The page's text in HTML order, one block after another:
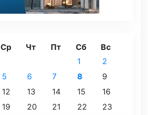
Ср Чт Пт Сб Вс
1
2
5 6 7 8
9
12 13 14 15
16
19 20 21 22
23